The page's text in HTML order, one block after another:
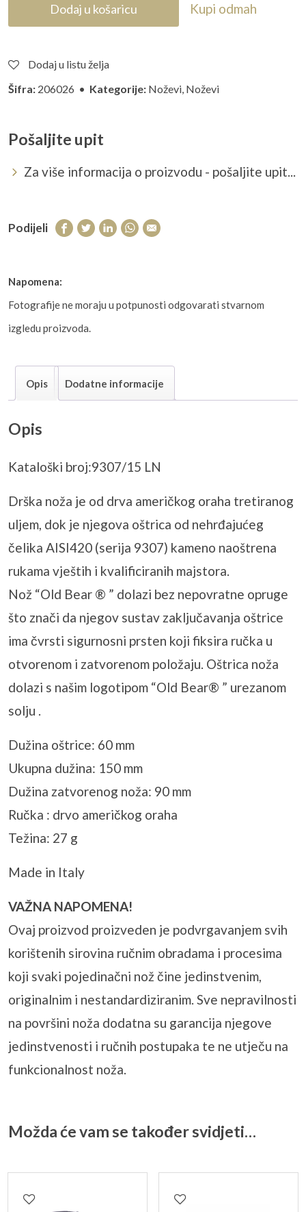
Dodaj u košaricu Kupi odmah
Dodaj u listu želja
Šifra: 206026 • Kategorije: Noževi, Noževi
Pošaljite upit
Za više informacija o proizvodu - pošaljite upit...
Podijeli
Napomena:
Fotografije ne moraju u potpunosti odgovarati stvarnom
izgledu proizvoda.
Opis Dodatne informacije
Opis
Kataloški broj:9307/15 LN
Drška noža je od drva američkog oraha tretiranog
uljem, dok je njegova oštrica od nehrđajućeg
čelika AISI420 (serija 9307) kameno naoštrena
rukama vještih i kvalificiranih majstora.
Nož “Old Bear ® ” dolazi bez nepovratne opruge
što znači da njegov sustav zaključavanja oštrice
ima čvrsti sigurnosni prsten koji fiksira ručka u
otvorenom i zatvorenom položaju. Oštrica noža
dolazi s našim logotipom “Old Bear® ” urezanom
solju .
Dužina oštrice: 60 mm
Ukupna dužina: 150 mm
Dužina zatvorenog noža: 90 mm
Ručka : drvo američkog oraha
Težina: 27 g
Made in Italy
VAŽNA NAPOMENA!
Ovaj proizvod proizveden je podvrgavanjem svih
korištenih sirovina ručnim obradama i procesima
koji svaki pojedinačni nož čine jedinstvenim,
originalnim i nestandardiziranim. Sve nepravilnosti
na površini noža dodatna su garancija njegove
jedinstvenosti i ručnih postupaka te ne utječu na
funkcionalnost noža.
Možda će vam se također svidjeti…